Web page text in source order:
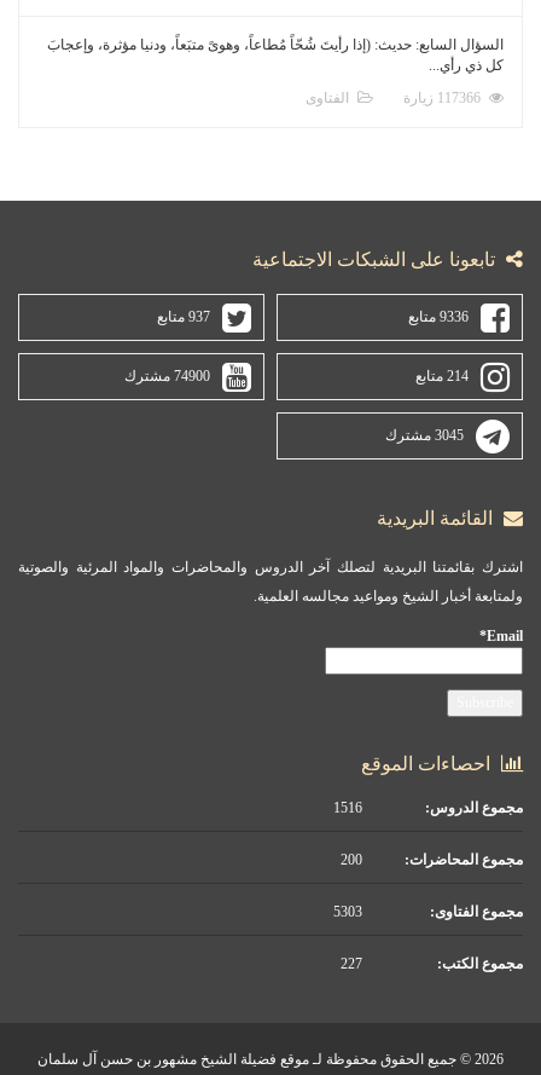
السؤال السابع: حديث: (إذا رأيتَ شُحّاً مُطاعاً، وهوىً متبَعاً، ودنيا مؤثرة، وإعجابَ
كل ذي رأي...
الفتاوى
تابعونا على الشبكات الاجتماعية
9336 متابع 937 متابع
214 متابع 74900 مشترك
3045 مشترك
القائمة البريدية
اشترك بقائمتنا البريدية لتصلك آخر الدروس والمحاضرات والمواد المرئية والصوتية
ولمتابعة أخبار الشيخ ومواعيد مجالسه العلمية.
Email*
احصاءات الموقع
مجموع الدروس:
مجموع المحاضرات:
مجموع الفتاوى:
مجموع الكتب:
2026 © جميع الحقوق محفوظة لـ موقع فضيلة الشيخ مشهور بن حسن آل سلمان